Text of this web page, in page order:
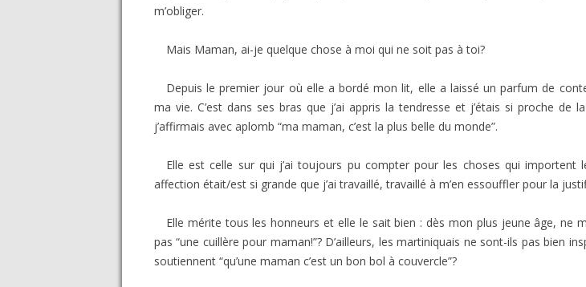
m’obliger.
Mais Maman, ai-je quelque chose à moi qui ne soit pas à toi?
Depuis le premier jour où elle a bordé mon lit, elle a laissé un parfum de
ma vie. C’est dans ses bras que j’ai appris la tendresse et j’étais si proche de
j’affirmais avec aplomb “ma maman, c’est la plus belle du monde”.
Elle est celle sur qui j’ai toujours pu compter pour les choses qui importent
affection était/est si grande que j’ai travaillé, travaillé à m’en essouffler pour la
Elle mérite tous les honneurs et elle le sait bien : dès mon plus jeune âge, ne
pas “une cuillère pour maman!”? D’ailleurs, les martiniquais ne sont-ils pas bien
soutiennent “qu’une maman c’est un bon bol à couvercle”?